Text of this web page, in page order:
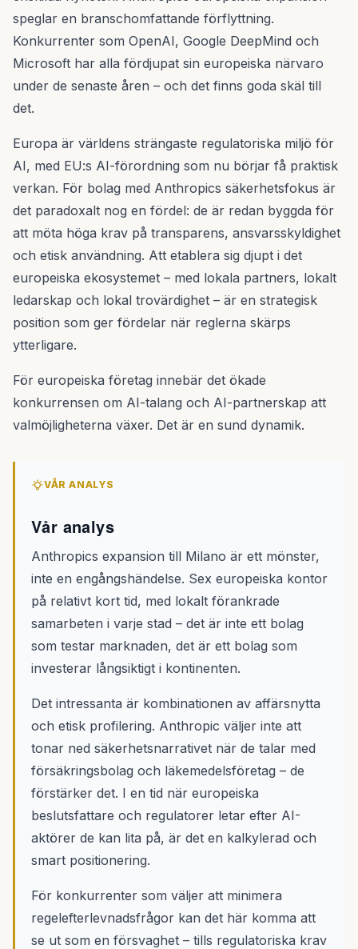
speglar en branschomfattande förflyttning.
Konkurrenter som OpenAI, Google DeepMind och
Microsoft har alla fördjupat sin europeiska närvaro
under de senaste åren – och det finns goda skäl till
det.
Europa är världens strängaste regulatoriska miljö för
AI, med EU:s AI-förordning som nu börjar få praktisk
verkan. För bolag med Anthropics säkerhetsfokus är
det paradoxalt nog en fördel: de är redan byggda för
att möta höga krav på transparens, ansvarsskyldighet
och etisk användning. Att etablera sig djupt i det
europeiska ekosystemet – med lokala partners, lokalt
ledarskap och lokal trovärdighet – är en strategisk
position som ger fördelar när reglerna skärps
ytterligare.
För europeiska företag innebär det ökade
konkurrensen om AI-talang och AI-partnerskap att
valmöjligheterna växer. Det är en sund dynamik.
VÅR ANALYS
Vår analys
Anthropics expansion till Milano är ett mönster,
inte en engångshändelse. Sex europeiska kontor
på relativt kort tid, med lokalt förankrade
samarbeten i varje stad – det är inte ett bolag
som testar marknaden, det är ett bolag som
investerar långsiktigt i kontinenten.
Det intressanta är kombinationen av affärsnytta
och etisk profilering. Anthropic väljer inte att
tonar ned säkerhetsnarrativet när de talar med
försäkringsbolag och läkemedelsföretag – de
förstärker det. I en tid när europeiska
beslutsfattare och regulatorer letar efter AI-
aktörer de kan lita på, är det en kalkylerad och
smart positionering.
För konkurrenter som väljer att minimera
regelefterlevnadsfrågor kan det här komma att
se ut som en försvaghet – tills regulatoriska krav